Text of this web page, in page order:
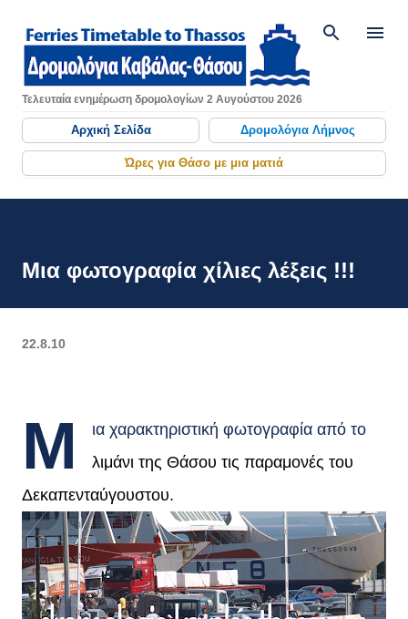
Μετάβαση στο κύριο περιεχόμενο
Τελευταία ενημέρωση δρομολογίων 2 Αυγούστου 2026
Αρχική Σελίδα Δρομολόγια Λήμνος
Ώρες για Θάσο με μια ματιά
Μια φωτογραφία χίλιες λέξεις !!!
22.8.10
Μ
ια χαρακτηριστική φωτογραφία από το
λιμάνι της Θάσου τις παραμονές του
Δεκαπενταύγουστου.